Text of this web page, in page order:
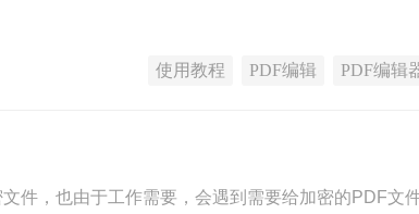
使用教程 PDF编辑 PDF编辑
件，也由于工作需要，会遇到需要给加密的PDF文